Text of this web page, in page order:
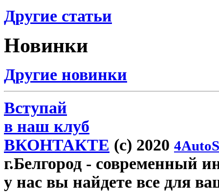
Другие статьи
Новинки
Другие новинки
Вступай
в наш клуб
ВКОНТАКТЕ (c) 2020
г.Белгород - современный
у нас вы найдете все для